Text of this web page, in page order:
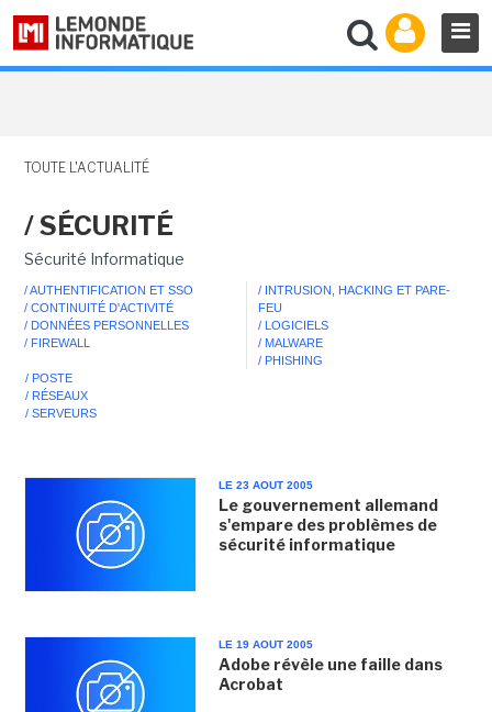
TOUTE L'ACTUALITÉ
/ SÉCURITÉ
Sécurité Informatique
/ AUTHENTIFICATION ET SSO
/ CONTINUITÉ D'ACTIVITÉ
/ DONNÉES PERSONNELLES
/ FIREWALL
/ INTRUSION, HACKING ET PARE-
FEU
/ LOGICIELS
/ MALWARE
/ PHISHING
/ POSTE
/ RÉSEAUX
/ SERVEURS
LE 23 AOUT 2005
Le gouvernement allemand
s'empare des problèmes de
sécurité informatique
LE 19 AOUT 2005
Adobe révèle une faille dans
Acrobat